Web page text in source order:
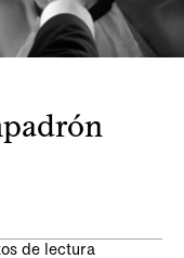
de lectura